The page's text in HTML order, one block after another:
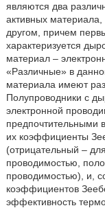
являются два
активных материала,
другом, причем
характеризуется
материал –
«Различные» в
материала имеют
Полупроводники с
электронной
предпочтительными
их коэффициенты
(отрицательный –
проводимостью,
проводимостью), и,
коэффициентов
эффективность